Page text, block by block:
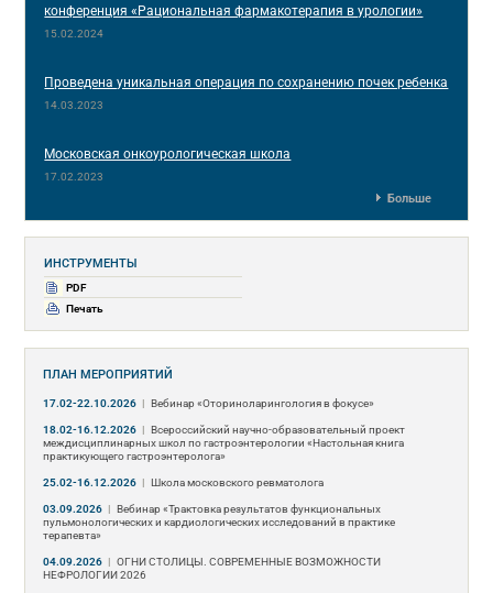
конференция «Рациональная фармакотерапия в урологии»
15.02.2024
Проведена уникальная операция по сохранению почек ребенка
14.03.2023
Московская онкоурологическая школа
17.02.2023
Больше
ИНСТРУМЕНТЫ
PDF
Печать
ПЛАН МЕРОПРИЯТИЙ
17.02-22.10.2026 | Вебинар «Оториноларингология в фокусе»
18.02-16.12.2026 | Всероссийский научно-образовательный проект
междисциплинарных школ по гастроэнтерологии «Настольная книга
практикующего гастроэнтеролога»
25.02-16.12.2026 | Школа московского ревматолога
03.09.2026 | Вебинар «Трактовка результатов функциональных
пульмонологических и кардиологических исследований в практике
терапевта»
04.09.2026 | ОГНИ СТОЛИЦЫ. СОВРЕМЕННЫЕ ВОЗМОЖНОСТИ
НЕФРОЛОГИИ 2026